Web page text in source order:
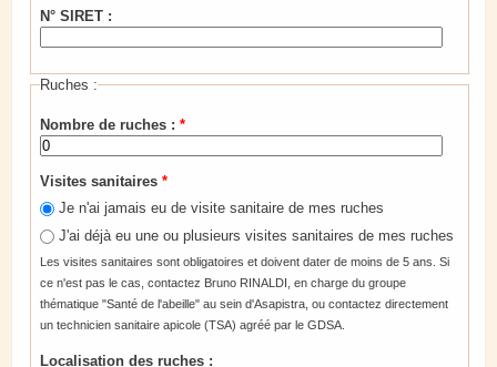
N° SIRET :
Ruches :
Nombre de ruches :*
Visites sanitaires*
Je n'ai jamais eu de visite sanitaire de mes ruches
J'ai déjà eu une ou plusieurs visites sanitaires de mes ruches
Les visites sanitaires sont obligatoires et doivent dater de moins de 5 ans. Si
ce n'est pas le cas, contactez Bruno RINALDI, en charge du groupe
thématique "Santé de l'abeille" au sein d'Asapistra, ou contactez directement
un technicien sanitaire apicole (TSA) agréé par le GDSA.
Localisation des ruches :